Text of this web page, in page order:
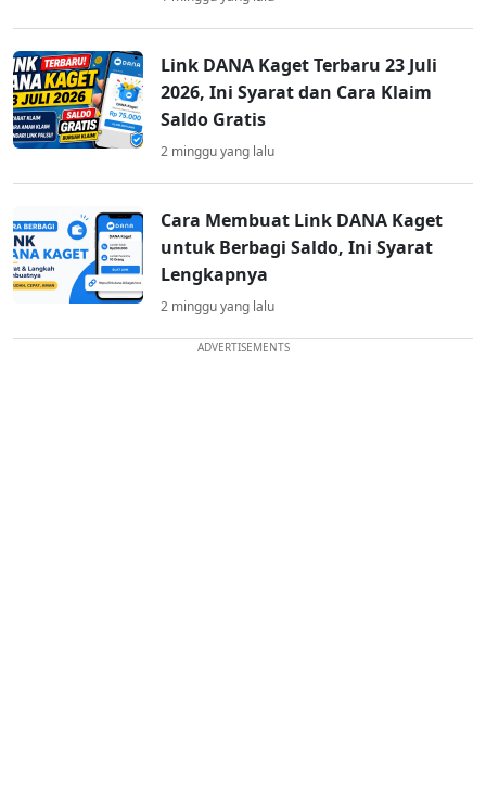
Link DANA Kaget Terbaru 23 Juli
2026, Ini Syarat dan Cara Klaim
Saldo Gratis
2 minggu yang lalu
Cara Membuat Link DANA Kaget
untuk Berbagi Saldo, Ini Syarat
Lengkapnya
2 minggu yang lalu
ADVERTISEMENTS